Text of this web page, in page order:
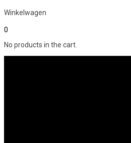
Winkelwagen
0
No products in the cart.